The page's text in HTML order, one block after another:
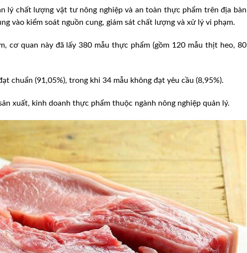
lý chất lượng vật tư nông nghiệp và an toàn thực phẩm trên địa bàn
vào kiểm soát nguồn cung, giám sát chất lượng và xử lý vi phạm.
cơ quan này đã lấy 380 mẫu thực phẩm (gồm 120 mẫu thịt heo, 80
chuẩn (91,05%), trong khi 34 mẫu không đạt yêu cầu (8,95%).
xuất, kinh doanh thực phẩm thuộc ngành nông nghiệp quản lý.